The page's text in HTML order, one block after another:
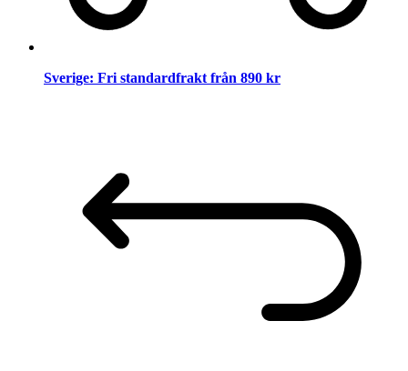
Sverige: Fri standardfrakt från 890 kr